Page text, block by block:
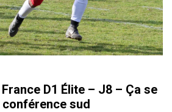
D1 Élite – J8 – Ça se
sud